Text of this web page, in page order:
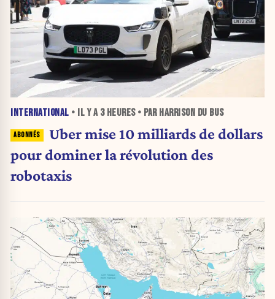
INTERNATIONAL • IL Y A 3 HEURES• PAR HARRISON DU BUS
Uber mise 10 milliards de dollars
pour dominer la révolution des
robotaxis